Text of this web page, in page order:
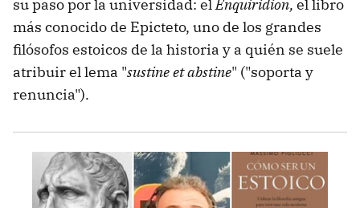
su paso por la universidad: elEnquiridion, el libro
más conocido de Epicteto, uno de los grandes
filósofos estoicos de la historia y a quién se suele
atribuir el lema "sustine et abstine" ("soporta y
renuncia").